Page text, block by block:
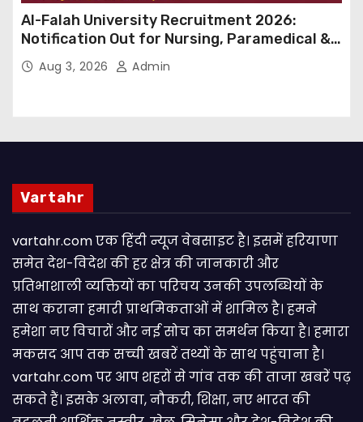
Al-Falah University Recruitment 2026:
Notification Out for Nursing, Paramedical &
Supporting Staff Posts, Apply Through Email
Aug 3, 2026 Admin
Vartahr
vartahr.com एक हिंदी न्यूज वेबसाइट है। इसमें हरियाणा
समेत देश-विदेश की हर क्षेत्र की जानकारी और
प्रतिभाशाली व्यक्तियों का परिचय उनकी उपलब्धियों के
साथ कराना हमारी प्राथमिकताओं में शामिल है। हमने
हमेशा नए विचारों और नई सोच का समर्थन किया है। हमारा
मकसद आप तक सच्ची खबरें तथ्यों के साथ पहुंचाना है।
vartahr.com पर आप शहरों से गांव तक की ताजा खबरें पढ़
सकते हैं। इसके अलावा, नौकरी, शिक्षा, नए भारत की